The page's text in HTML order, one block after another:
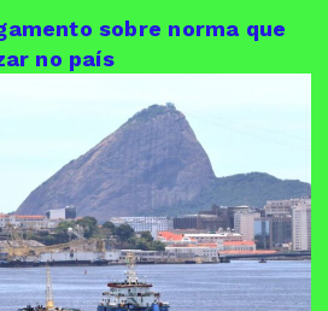
sobre norma que
no país